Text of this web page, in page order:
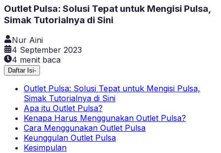
Outlet Pulsa: Solusi Tepat untuk Mengisi Pulsa,
Simak Tutorialnya di Sini
Nur Aini
4 September 2023
4 menit baca
Daftar Isi-
Outlet Pulsa: Solusi Tepat untuk Mengisi Pulsa,
Simak Tutorialnya di Sini
Apa itu Outlet Pulsa?
Kenapa Harus Menggunakan Outlet Pulsa?
Cara Menggunakan Outlet Pulsa
Keunggulan Outlet Pulsa
Kesimpulan